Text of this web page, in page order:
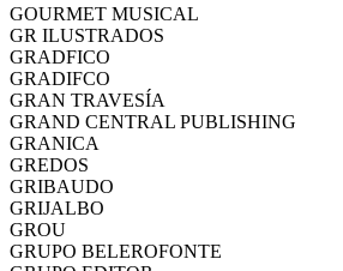
GOURMET MUSICAL
GR ILUSTRADOS
GRADFICO
GRADIFCO
GRAN TRAVESÍA
GRAND CENTRAL PUBLISHING
GRANICA
GREDOS
GRIBAUDO
GRIJALBO
GROU
GRUPO BELEROFONTE